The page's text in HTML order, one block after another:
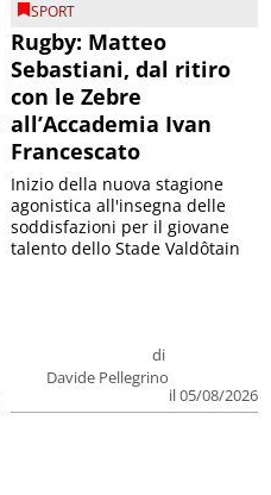
SPORT
Rugby: Matteo
Sebastiani, dal ritiro
con le Zebre
all’Accademia Ivan
Francescato
di
Davide Pellegrino
il 05/08/2026
Inizio della nuova stagione
agonistica all'insegna delle
soddisfazioni per il giovane
talento dello Stade Valdôtain